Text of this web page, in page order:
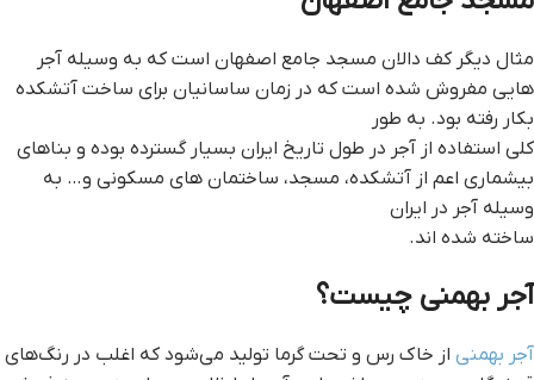
مثال دیگر کف دالان مسجد جامع اصفهان است که به وسیله آجر
هایی مفروش شده است که در زمان ساسانیان برای ساخت آتشکده
بکار رفته بود. به طور
کلی استفاده از آجر در طول تاریخ ایران بسیار گسترده بوده و بناهای
بیشماری اعم از آتشکده، مسجد، ساختمان های مسکونی و… به
وسیله آجر در ایران
ساخته شده اند.
آجر بهمنی چیست؟
آجر بهمنی از خاک رس و تحت گرما تولید می‌شود که اغلب در رنگ‌های